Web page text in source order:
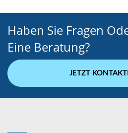
Haben Sie Fragen
Eine Beratung?
JETZT